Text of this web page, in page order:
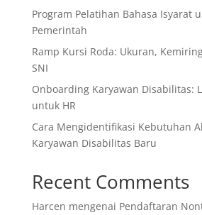
Program Pelatihan Bahasa Isyarat
Pemerintah
Ramp Kursi Roda: Ukuran,
SNI
Onboarding Karyawan Disabilitas:
untuk HR
Cara Mengidentifikasi Kebutuhan
Karyawan Disabilitas Baru
Recent Comments
Harcen mengenai Pendaftaran